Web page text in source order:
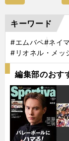
キーワード
#エムバペ#ネイ
#リオネル・メッ
編集部のおす